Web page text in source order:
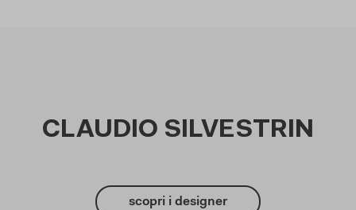
CLAUDIO SILVESTRIN
scopri i designer